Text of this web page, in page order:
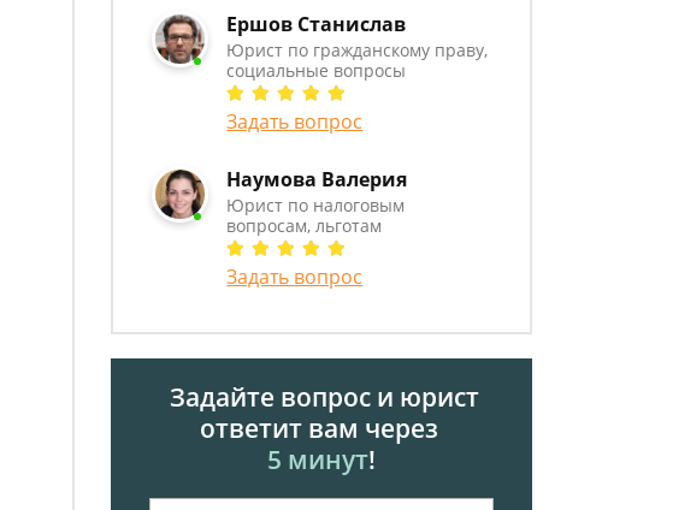
Ершов Станислав
Юрист по гражданскому праву,
социальные вопросы
Задать вопрос
Наумова Валерия
Юрист по налоговым
вопросам, льготам
Задать вопрос
Задайте вопрос и юрист
ответит вам через
5 минут!